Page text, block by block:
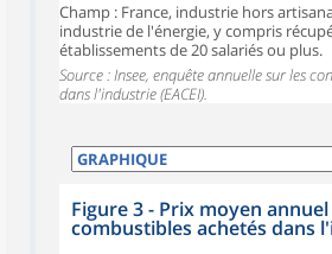
Champ : France, industrie hors
industrie de l'énergie, y compris
établissements de 20 salariés ou plus.
Source : Insee, enquête annuelle sur les
dans l'industrie (EACEI).
Figure 3 - Prix moyen annuel
combustibles achetés dans